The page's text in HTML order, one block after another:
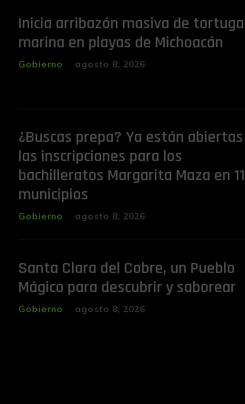
Inicia arribazón masiva de tortuga
marina en playas de Michoacán
Gobierno agosto 8, 2026
¿Buscas prepa? Ya están abiertas
las inscripciones para los
bachilleratos Margarita Maza en 11
municipios
Gobierno agosto 8, 2026
Santa Clara del Cobre, un Pueblo
Mágico para descubrir y saborear
Gobierno agosto 8, 2026